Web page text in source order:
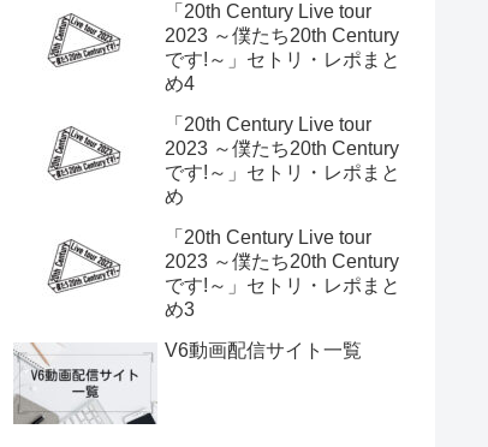
「20th Century Live tour
2023 ～僕たち20th Century
です!～」セトリ・レポまと
め4
「20th Century Live tour
2023 ～僕たち20th Century
です!～」セトリ・レポまと
め
「20th Century Live tour
2023 ～僕たち20th Century
です!～」セトリ・レポまと
め3
V6動画配信サイト一覧